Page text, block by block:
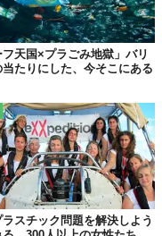
たバッグ
フ天国×プラごみ地獄」バリ
たりにした、今そこにある
スチック問題を解決しよう